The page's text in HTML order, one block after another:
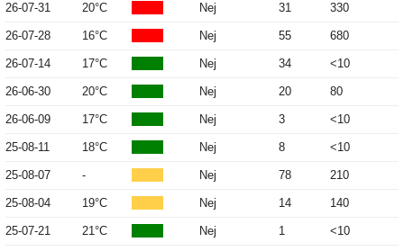
26-07-31 20°C Nej 31 330
26-07-28 16°C Nej 55 680
26-07-14 17°C Nej 34 <10
26-06-30 20°C Nej 20 80
26-06-09 17°C Nej 3 <10
25-08-11 18°C Nej 8 <10
25-08-07 - Nej 78 210
25-08-04 19°C Nej 14 140
25-07-21 21°C Nej 1 <10